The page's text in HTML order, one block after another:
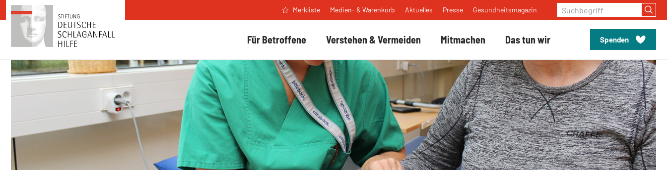
Zum Inhalt springen
Für Betroffene Verstehen & Vermeiden Mitmachen Das tun wir Spenden
Merkliste Medien- & Warenkorb Aktuelles Presse Gesundheitsmagazin Suchbegriff